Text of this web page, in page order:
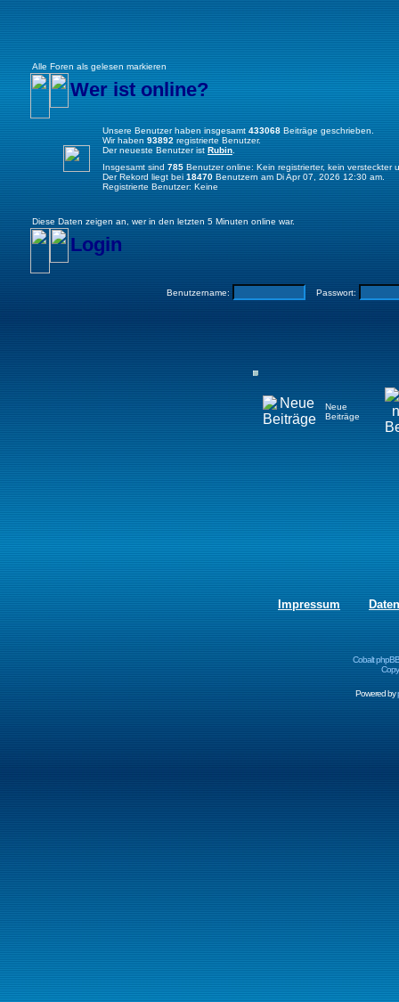
Alle Foren als gelesen markieren
Wer ist online?
Unsere Benutzer haben insgesamt 433068 Beiträge geschrieben.
Wir haben 93892 registrierte Benutzer.
Der neueste Benutzer ist Rubin
Insgesamt sind 785 Benutzer online: Kein registrierter, kein
Der Rekord liegt bei 18470 Benutzern am Di Apr 07, 2026 12:30 am.
Registrierte Benutzer: Keine
Diese Daten zeigen an, wer in den letzten 5 Minuten online war.
Login
Benutzername: Passwort:
Neue
Beiträge
Impressum
Cobalt
Powered by